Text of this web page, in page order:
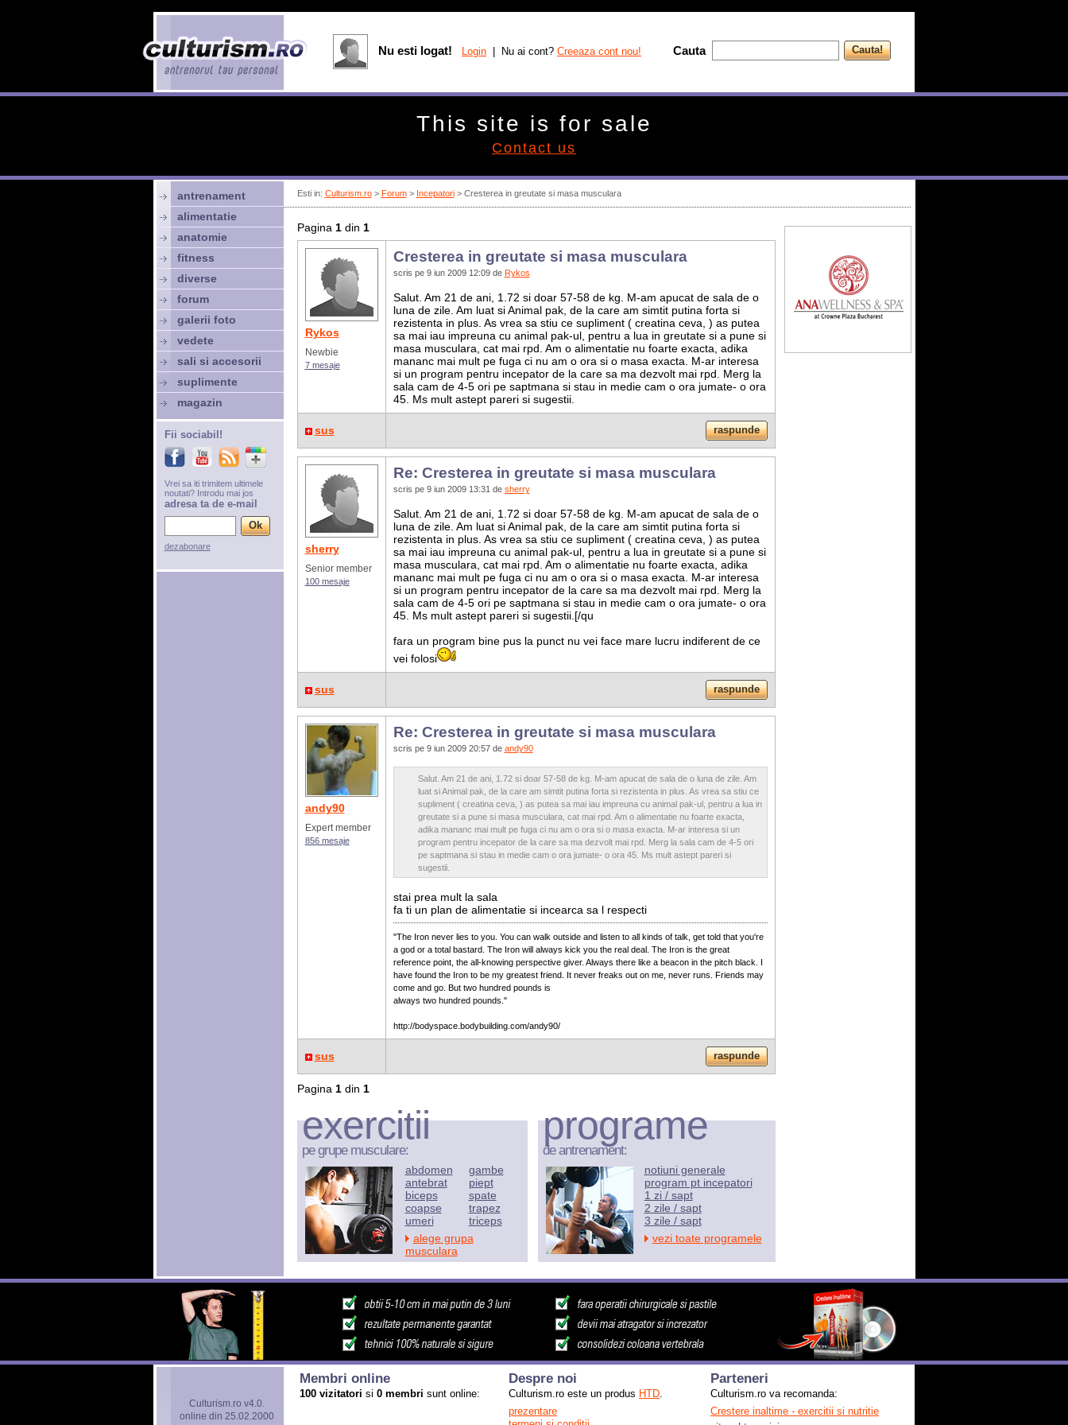
Esti in: Culturism.ro> Forum> Incepatori> Cresterea in greutate si masa musculara
Pagina 1din 1
Rykos
Newbie
7 mesaje
Cresterea in greutate si masa musculara
scris pe 9 iun 2009 12:09 de Rykos
Salut. Am 21 de ani, 1.72 si doar 57-58 de kg. M-am apucat de sala de o
luna de zile. Am luat si Animal pak, de la care am simtit putina forta si
rezistenta in plus. As vrea sa stiu ce supliment ( creatina ceva, ) as putea
sa mai iau impreuna cu animal pak-ul, pentru a lua in greutate si a pune si
masa musculara, cat mai rpd. Am o alimentatie nu foarte exacta, adika
mananc mai mult pe fuga ci nu am o ora si o masa exacta. M-ar interesa
si un program pentru incepator de la care sa ma dezvolt mai rpd. Merg la
sala cam de 4-5 ori pe saptmana si stau in medie cam o ora jumate- o ora
45. Ms mult astept pareri si sugestii.
sus
sherry
Senior member
100 mesaje
Re: Cresterea in greutate si masa musculara
scris pe 9 iun 2009 13:31 de sherry
Salut. Am 21 de ani, 1.72 si doar 57-58 de kg. M-am apucat de sala de o
luna de zile. Am luat si Animal pak, de la care am simtit putina forta si
rezistenta in plus. As vrea sa stiu ce supliment ( creatina ceva, ) as putea
sa mai iau impreuna cu animal pak-ul, pentru a lua in greutate si a pune si
masa musculara, cat mai rpd. Am o alimentatie nu foarte exacta, adika
mananc mai mult pe fuga ci nu am o ora si o masa exacta. M-ar interesa
si un program pentru incepator de la care sa ma dezvolt mai rpd. Merg la
sala cam de 4-5 ori pe saptmana si stau in medie cam o ora jumate- o ora
45. Ms mult astept pareri si sugestii.[/qu
fara un program bine pus la punct nu vei face mare lucru indiferent de ce
vei folosi
sus
andy90
Expert member
856 mesaje
Re: Cresterea in greutate si masa musculara
scris pe 9 iun 2009 20:57 de andy90
Salut. Am 21 de ani, 1.72 si doar 57-58 de kg. M-am apucat de sala de o luna de zile. Am
luat si Animal pak, de la care am simtit putina forta si rezistenta in plus. As vrea sa stiu ce
supliment ( creatina ceva, ) as putea sa mai iau impreuna cu animal pak-ul, pentru a lua in
greutate si a pune si masa musculara, cat mai rpd. Am o alimentatie nu foarte exacta,
adika mananc mai mult pe fuga ci nu am o ora si o masa exacta. M-ar interesa si un
program pentru incepator de la care sa ma dezvolt mai rpd. Merg la sala cam de 4-5 ori
pe saptmana si stau in medie cam o ora jumate- o ora 45. Ms mult astept pareri si
sugestii.
stai prea mult la sala
fa ti un plan de alimentatie si incearca sa l respecti
"The Iron never lies to you. You can walk outside and listen to all kinds of talk, get told that you're
a god or a total bastard. The Iron will always kick you the real deal. The Iron is the great
reference point, the all-knowing perspective giver. Always there like a beacon in the pitch black. I
have found the Iron to be my greatest friend. It never freaks out on me, never runs. Friends may
come and go. But two hundred pounds is
always two hundred pounds."
http://bodyspace.bodybuilding.com/andy90/
sus
Pagina 1din 1
exercitii
pe grupe musculare:
abdomen
antebrat
biceps
coapse
umeri
gambe
piept
spate
trapez
triceps
alege grupa
musculara
programe
de antrenament:
notiuni generale
program pt incepatori
1 zi / sapt
2 zile / sapt
3 zile / sapt
vezi toate programele
antrenament
alimentatie
anatomie
fitness
diverse
forum
galerii foto
vedete
sali si accesorii
suplimente
magazin
Fii sociabil!
Vrei sa iti trimitem ultimele
noutati? Introdu mai jos
adresa ta de e-mail
dezabonare
Culturism.ro v4.0.
online din 25.02.2000
Membri online
100 vizitatori si 0 membri sunt online:
Despre noi
Culturism.ro este un produs HTD.
prezentare
Parteneri
Culturism.ro va recomanda:
Crestere inaltime - exercitii si nutritie
Nu esti logat! Login | Nu ai cont? Creeaza cont nou! Cauta
This site is for sale
Contact us